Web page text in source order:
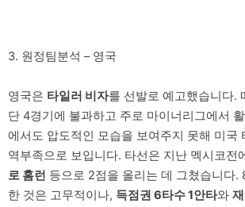
3. 원정팀분석 – 영국
영국은 타일러 비자를 선발로 예고했습니다.
단 4경기에 불과하고 주로 마이너리그에서
에서도 압도적인 모습을 보여주지 못해 미국
역부족으로 보입니다. 타선은 지난 멕시코전
로 홈런 등으로 2점을 올리는 데 그쳤습니다.
한 것은 고무적이나, 득점권 6타수 1안타와